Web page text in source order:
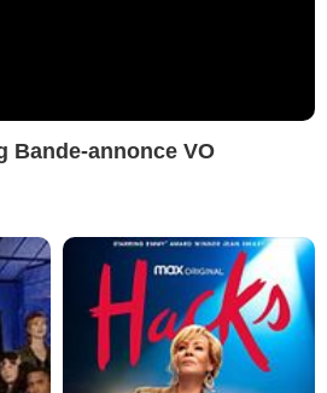
Bande-annonce VO